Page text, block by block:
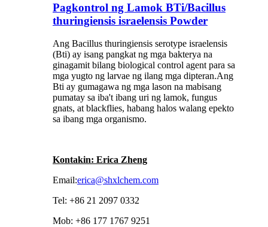
Pagkontrol ng Lamok BTi/Bacillus
thuringiensis israelensis Powder
Ang Bacillus thuringiensis serotype israelensis
(Bti) ay isang pangkat ng mga bakterya na
ginagamit bilang biological control agent para sa
mga yugto ng larvae ng ilang mga dipteran.Ang
Bti ay gumagawa ng mga lason na mabisang
pumatay sa iba't ibang uri ng lamok, fungus
gnats, at blackflies, habang halos walang epekto
sa ibang mga organismo.
Kontakin: Erica Zheng
Email:erica@shxlchem.com
Tel: +86 21 2097 0332
Mob: +86 177 1767 9251